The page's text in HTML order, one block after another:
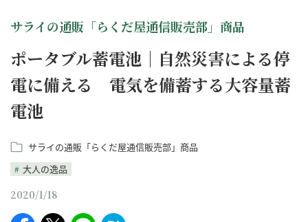
サライの通販「らくだ屋通信販売部」商品
ポータブル蓄電池｜自然災害による停
電に備える 電気を備蓄する大容量蓄
電池
サライの通販「らくだ屋通信販売部」商品
大人の逸品
2020/1/18